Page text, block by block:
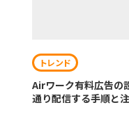
トレンド
Airワーク有料広告の
通り配信する手順と